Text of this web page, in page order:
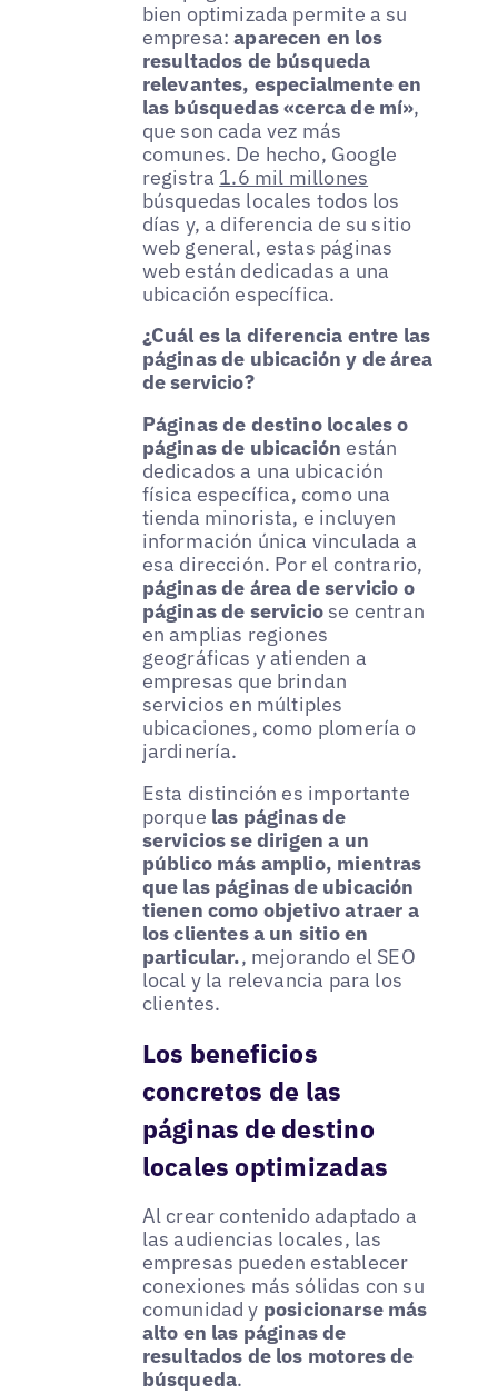
bien optimizada permite a su
empresa:aparecen en los
resultados de búsqueda
relevantes, especialmente en
las búsquedas «cerca de mí»,
que son cada vez más
comunes. De hecho, Google
registra 1.6 mil millones
búsquedas locales todos los
días y, a diferencia de su sitio
web general, estas páginas
web están dedicadas a una
ubicación específica.
¿Cuál es la diferencia entre las
páginas de ubicación y de área
de servicio?
Páginas de destino locales o
páginas de ubicación están
dedicados a una ubicación
física específica, como una
tienda minorista, e incluyen
información única vinculada a
esa dirección. Por el contrario,
páginas de área de servicio o
páginas de servicio se centran
en amplias regiones
geográficas y atienden a
empresas que brindan
servicios en múltiples
ubicaciones, como plomería o
jardinería.
Esta distinción es importante
porque las páginas de
servicios se dirigen a un
público más amplio, mientras
que las páginas de ubicación
tienen como objetivo atraer a
los clientes a un sitio en
particular., mejorando el SEO
local y la relevancia para los
clientes.
Los beneficios
concretos de las
páginas de destino
locales optimizadas
Al crear contenido adaptado a
las audiencias locales, las
empresas pueden establecer
conexiones más sólidas con su
comunidad y posicionarse más
alto en las páginas de
resultados de los motores de
búsqueda.